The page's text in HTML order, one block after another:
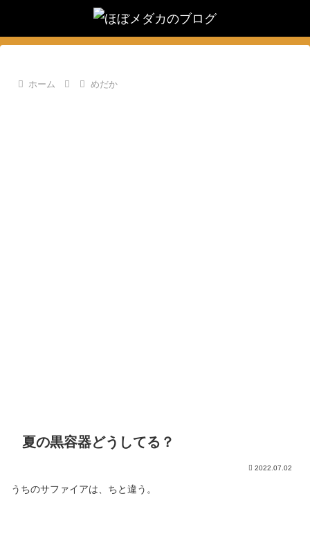
ホーム めだか
夏の黒容器どうしてる？
2022.07.02
うちのサファイアは、ちと違う。